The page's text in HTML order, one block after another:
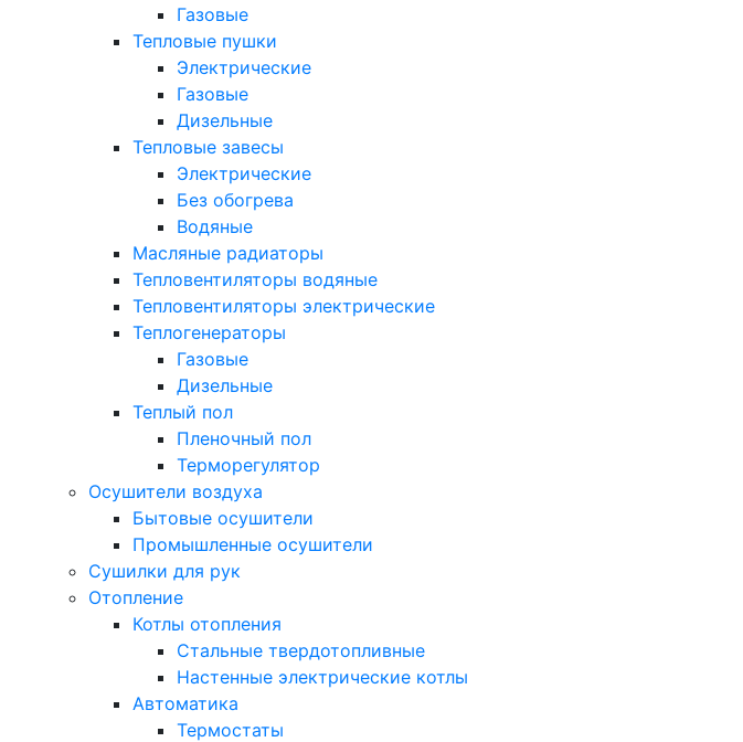
Газовые
Тепловые пушки
Электрические
Газовые
Дизельные
Тепловые завесы
Электрические
Без обогрева
Водяные
Масляные радиаторы
Тепловентиляторы водяные
Тепловентиляторы электрические
Теплогенераторы
Газовые
Дизельные
Теплый пол
Пленочный пол
Терморегулятор
Осушители воздуха
Бытовые осушители
Промышленные осушители
Сушилки для рук
Отопление
Котлы отопления
Стальные твердотопливные
Настенные электрические котлы
Автоматика
Термостаты